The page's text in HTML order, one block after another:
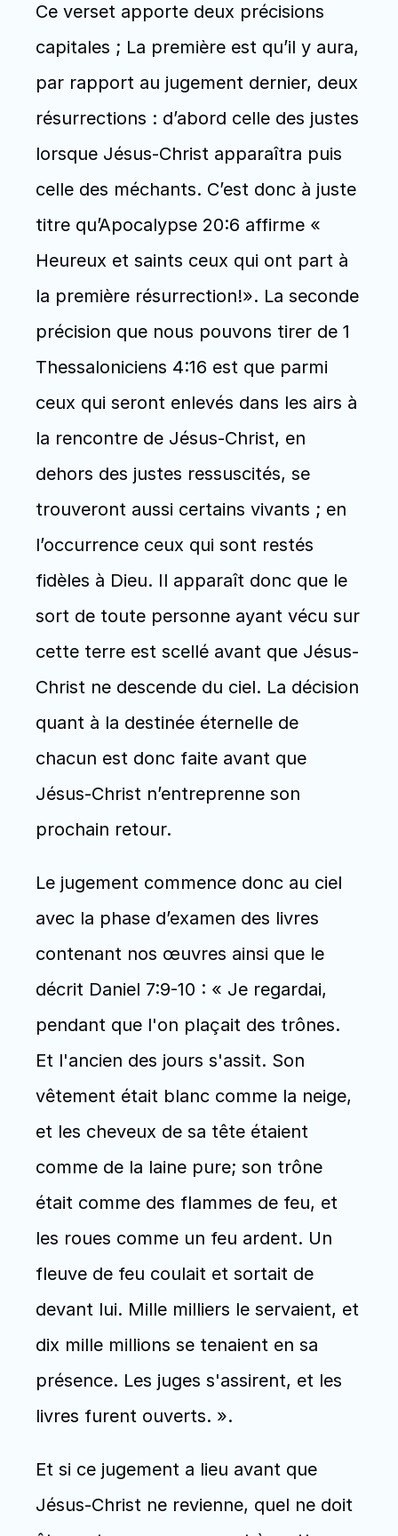
Ce verset apporte deux précisions
capitales ; La première est qu’il y aura,
par rapport au jugement dernier, deux
résurrections : d’abord celle des justes
lorsque Jésus-Christ apparaîtra puis
celle des méchants. C’est donc à juste
titre qu’Apocalypse 20:6 affirme «
Heureux et saints ceux qui ont part à
la première résurrection!». La seconde
précision que nous pouvons tirer de 1
Thessaloniciens 4:16 est que parmi
ceux qui seront enlevés dans les airs à
la rencontre de Jésus-Christ, en
dehors des justes ressuscités, se
trouveront aussi certains vivants ; en
l’occurrence ceux qui sont restés
fidèles à Dieu. Il apparaît donc que le
sort de toute personne ayant vécu sur
cette terre est scellé avant que Jésus-
Christ ne descende du ciel. La décision
quant à la destinée éternelle de
chacun est donc faite avant que
Jésus-Christ n’entreprenne son
prochain retour.
Le jugement commence donc au ciel
avec la phase d’examen des livres
contenant nos œuvres ainsi que le
décrit Daniel 7:9-10 : « Je regardai,
pendant que l'on plaçait des trônes.
Et l'ancien des jours s'assit. Son
vêtement était blanc comme la neige,
et les cheveux de sa tête étaient
comme de la laine pure; son trône
était comme des flammes de feu, et
les roues comme un feu ardent. Un
fleuve de feu coulait et sortait de
devant lui. Mille milliers le servaient, et
dix mille millions se tenaient en sa
présence. Les juges s'assirent, et les
livres furent ouverts. ».
Et si ce jugement a lieu avant que
Jésus-Christ ne revienne, quel ne doit